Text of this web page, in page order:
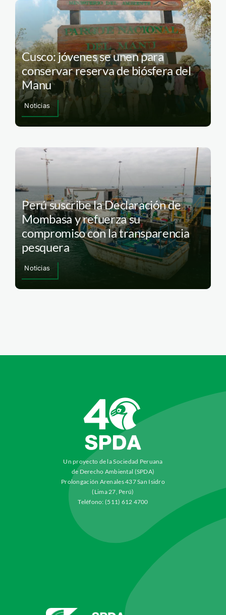
Cusco: jóvenes se unen para
conservar reserva de biósfera del
Manu
Noticias
Perú suscribe la Declaración de
Mombasa y refuerza su
compromiso con la transparencia
pesquera
Noticias
Un proyecto de la Sociedad Peruana
de Derecho Ambiental (SPDA)
Prolongación Arenales 437 San Isidro
(Lima 27, Perú)
Teléfono: (511) 612 4700